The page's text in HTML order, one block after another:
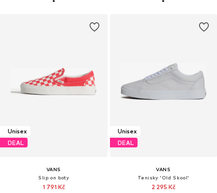
Unisex
DEAL
VANS
Slip on boty
1 791 Kč
Unisex
DEAL
VANS
Tenisky 'Old Skool'
2 295 Kč